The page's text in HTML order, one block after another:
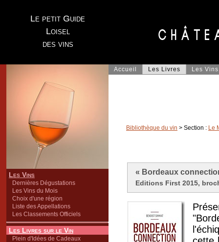
Le petit Guide
Loisel
des vins
Les Vins
Dernières Dégustations
Les Vins du Mois
Choix d'une région
Liste des Appellations
Les Classements Officiels
Les Livres sur le Vin
Plein d'Idées de Cadeaux
Accueil Les Livres Les Vins
Bibliothèque du vin > Section : Le
« Bordeaux
Editions First 2015,